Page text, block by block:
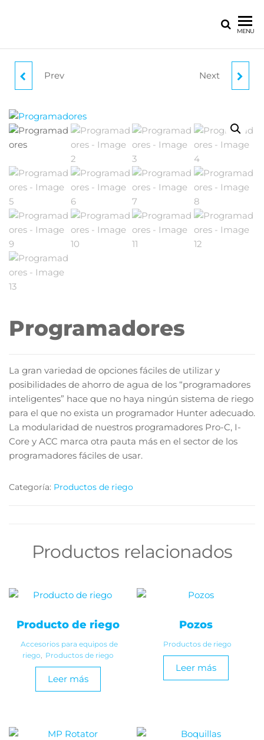
MENU
Prev Next
Programadores
La gran variedad de opciones fáciles de utilizar y
posibilidades de ahorro de agua de los “programadores
inteligentes” hace que no haya ningún sistema de riego
para el que no exista un programador Hunter adecuado.
La modularidad de nuestros programadores Pro-C, I-
Core y ACC marca otra pauta más en el sector de los
programadores fáciles de usar.
Categoría: Productos de riego
Productos relacionados
Producto de riego
Accesorios para equipos de
riego, Productos de riego
Leer más
Pozos
Productos de riego
Leer más